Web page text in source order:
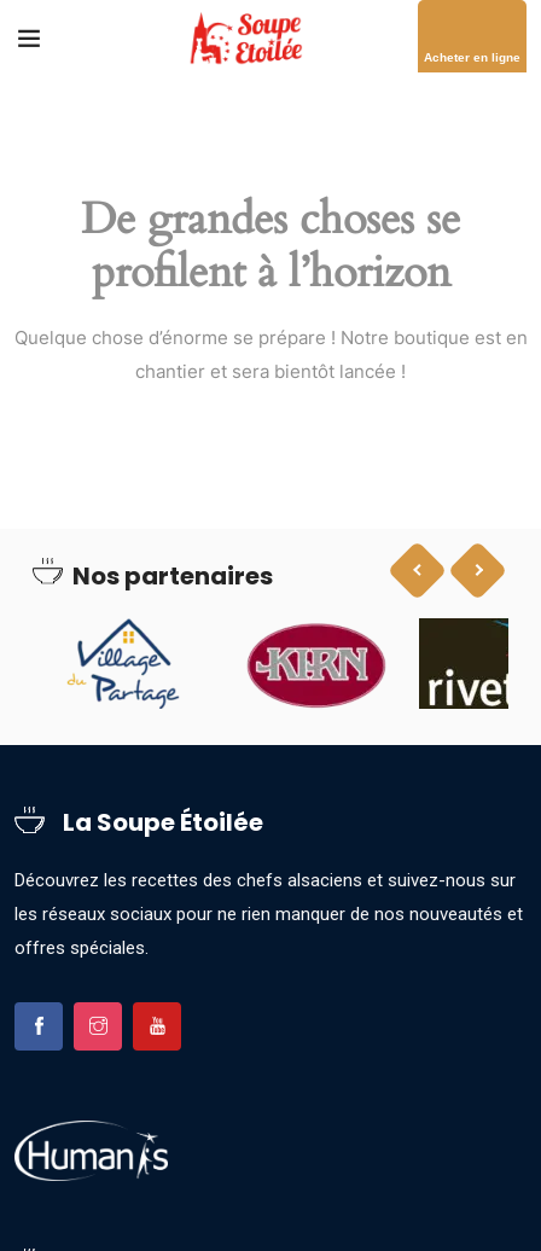
Acheter en ligne
De grandes choses se
profilent à l’horizon
Quelque chose d’énorme se prépare ! Notre boutique est en
chantier et sera bientôt lancée !
Nos partenaires
La Soupe Étoilée
Découvrez les recettes des chefs alsaciens et suivez-nous sur
les réseaux sociaux pour ne rien manquer de nos nouveautés et
offres spéciales.